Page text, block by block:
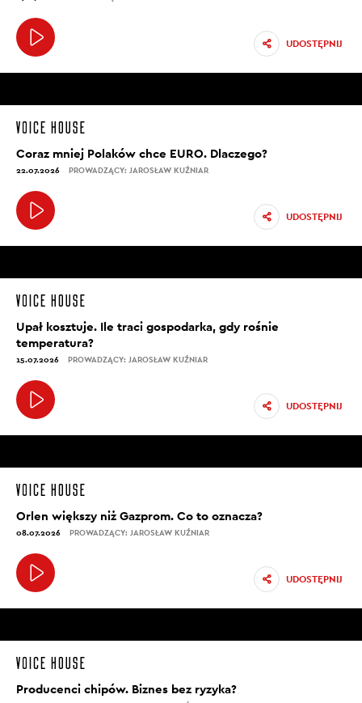
UDOSTĘPNIJ
Coraz mniej Polaków chce EURO. Dlaczego?
22.07.2026 PROWADZĄCY: JAROSŁAW KUŹNIAR
UDOSTĘPNIJ
Upał kosztuje. Ile traci gospodarka, gdy rośnie
temperatura?
15.07.2026 PROWADZĄCY: JAROSŁAW KUŹNIAR
UDOSTĘPNIJ
Orlen większy niż Gazprom. Co to oznacza?
08.07.2026 PROWADZĄCY: JAROSŁAW KUŹNIAR
UDOSTĘPNIJ
Producenci chipów. Biznes bez ryzyka?